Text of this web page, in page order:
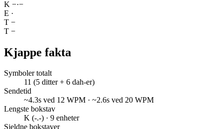
K −·−
E ·
T −
T −
Kjappe fakta
Symboler totalt
11 (5 ditter + 6 dah-er)
Sendetid
~4.3s ved 12 WPM · ~2.6s ved 20 WPM
Lengste bokstav
K (-.-) · 9 enheter
Sjeldne bokstaver